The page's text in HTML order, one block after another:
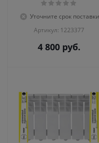
Уточните срок поставки
Артикул: 1223377
4 800 руб.